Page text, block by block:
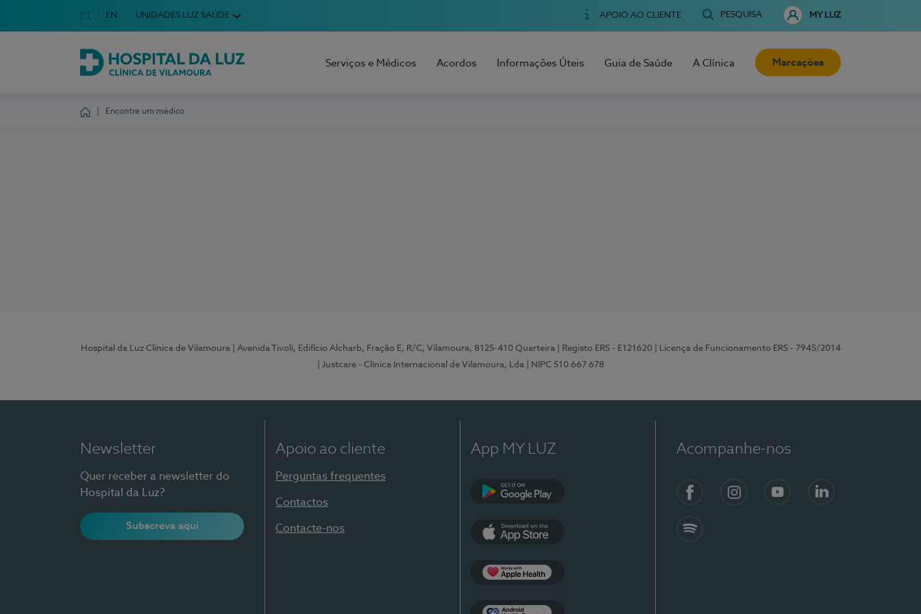
Escolha o seu idioma
Idioma em Português
PT English Language
EN UNIDADES LUZ SAÚDE APOIO AO CLIENTE PESQUISA MY LUZ
Hospital da Luz Clínica de Vilamoura
Serviços e Médicos Acordos Informações Úteis Guia de Saúde A Clínica Marcações
Encontre um médico
Hospital da Luz Clínica de Vilamoura | Avenida Tivoli, Edifício Alcharb, Fração E, R/C, Vilamoura, 8125-410 Quarteira | Registo ERS - E121620
| Licença de Funcionamento ERS - 7945/2014
| Justcare - Clínica Internacional de Vilamoura, Lda
| NIPC 510 667 678
Newsletter
Quer receber a newsletter do
Hospital da Luz?
Subscreva aqui
Apoio ao cliente
Perguntas frequentes
Contactos
Contacte-nos
App MY LUZ Acompanhe-nos